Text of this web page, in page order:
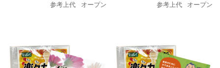
参考上代
オープン
参考上代
オープン